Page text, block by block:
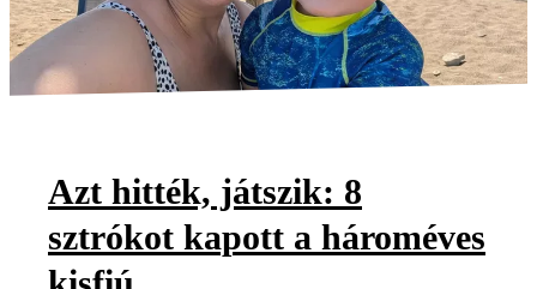
Azt hitték, játszik: 8
sztrókot kapott a hároméves